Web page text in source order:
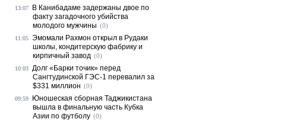
13:07
В Канибадаме задержаны двое по
факту загадочного убийства
молодого мужчины (0)
11:05 Эмомали Рахмон открыл в Рудаки
школы, кондитерскую фабрику и
кирпичный завод (0)
10:03 Долг «Барки точик» перед
Сангтудинской ГЭС-1 перевалил за
$331 миллион (0)
09:59
Юношеская сборная Таджикистана
вышла в финальную часть Кубка
Азии по футболу (0)